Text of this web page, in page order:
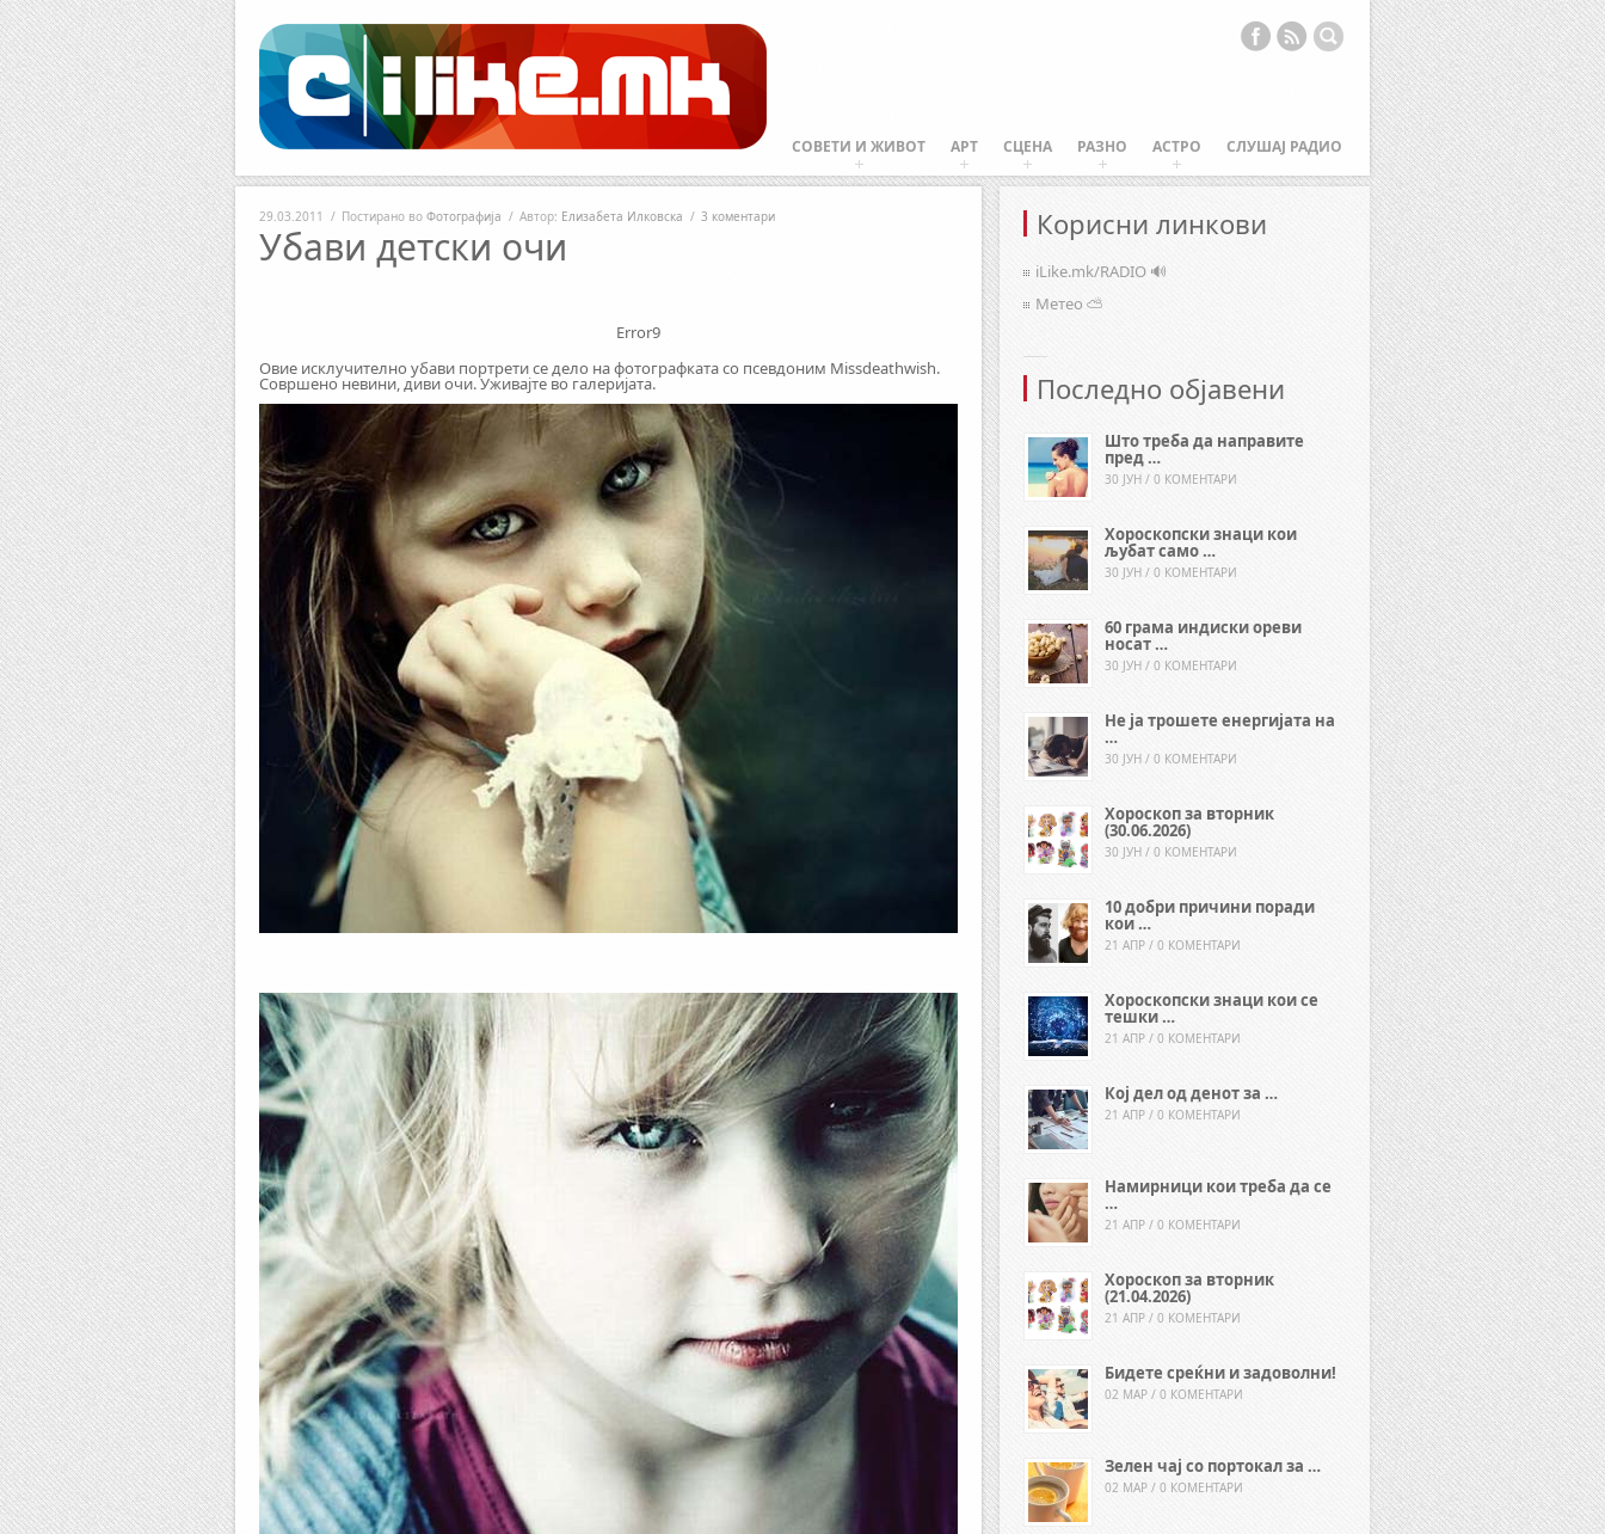
Facebook
RSS
СОВЕТИ И ЖИВОТ АРТ СЦЕНА РАЗНО АСТРО СЛУШАЈ РАДИО
29.03.2011 / Постирано во Фотографија / Автор: Елизабета Илковска / 3 коментари
Убави детски очи
Error9
Овие исклучително убави портрети се дело на фотографката со псевдоним Missdeathwish.
Совршено невини, диви очи. Уживајте во галеријата.
Корисни линкови
iLike.mk/RADIO 🔊
Метео ⛅
Последно објавени
Што треба да направите
пред …
30 ЈУН / 0 КОМЕНТАРИ
Хороскопски знаци кои
љубат само …
30 ЈУН / 0 КОМЕНТАРИ
60 грама индиски ореви
носат …
30 ЈУН / 0 КОМЕНТАРИ
Не ја трошете енергијата на
…
30 ЈУН / 0 КОМЕНТАРИ
Хороскоп за вторник
(30.06.2026)
30 ЈУН / 0 КОМЕНТАРИ
10 добри причини поради
кои …
21 АПР / 0 КОМЕНТАРИ
Хороскопски знаци кои се
тешки …
21 АПР / 0 КОМЕНТАРИ
Кој дел од денот за …
21 АПР / 0 КОМЕНТАРИ
Намирници кои треба да се
…
21 АПР / 0 КОМЕНТАРИ
Хороскоп за вторник
(21.04.2026)
21 АПР / 0 КОМЕНТАРИ
Бидете среќни и задоволни!
02 МАР / 0 КОМЕНТАРИ
Зелен чај со портокал за …
02 МАР / 0 КОМЕНТАРИ